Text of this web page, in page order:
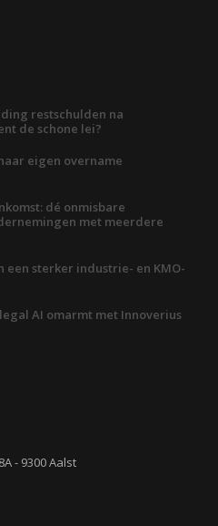
restschulden na
de schone lei?
eigen overname
dé onmisbare
met meerdere
een sterker industrie- en KMO-
AI omarmt met Innoverius
- 9300 Aalst